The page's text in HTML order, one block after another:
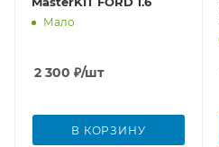
Мало
2 300 ₽/шт
В КОРЗИНУ